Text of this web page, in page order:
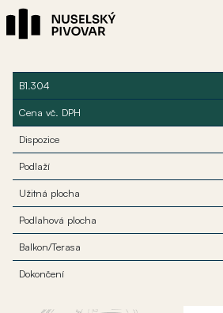
B1.304
Cena vč. DPH
Dispozice
Podlaží
Užitná plocha
Podlahová plocha
Balkon/Terasa
Dokončení